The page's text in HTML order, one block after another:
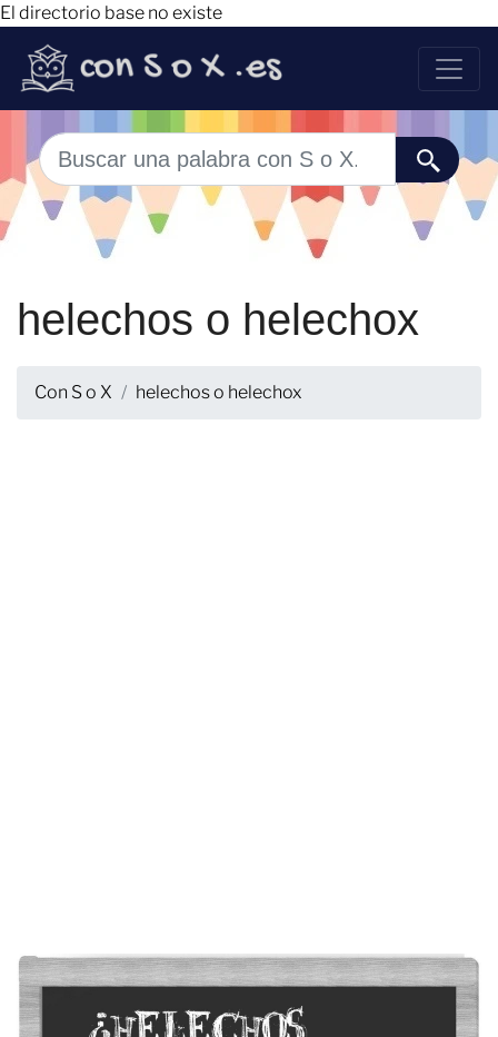
El directorio base no existe
helechos o helechox
Con S o X helechos o helechox